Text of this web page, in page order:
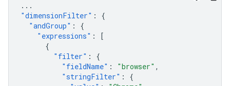
...
"dimensionFilter" :
{
"andGroup" :
{
"expressions" :
[
{
"filter" :
{
"fieldName" : "browser" ,
"stringFilter" :
{